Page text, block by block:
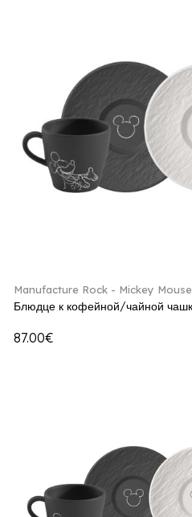
Manufacture Rock - Mickey Mouse
Блюдце к кофейной/чайной
87.00€